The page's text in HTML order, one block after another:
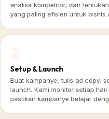
analisa kompetitor, dan
yang paling efisien untuk bisnis
Setup & Launch
Buat kampanye, tulis ad copy,
launch. Kami monitor setiap
pastikan kampanye belajar